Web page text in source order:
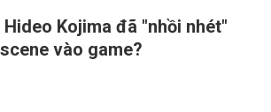
Hideo Kojima đã "nhồi nhét"
vào game?